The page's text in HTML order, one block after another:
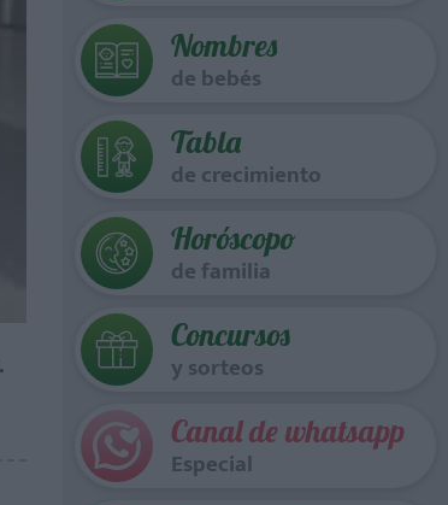
Nombres
de bebés
Tabla
de crecimiento
Horóscopo
de familia
Concursos
y sorteos
Canal de whatsapp
Especial